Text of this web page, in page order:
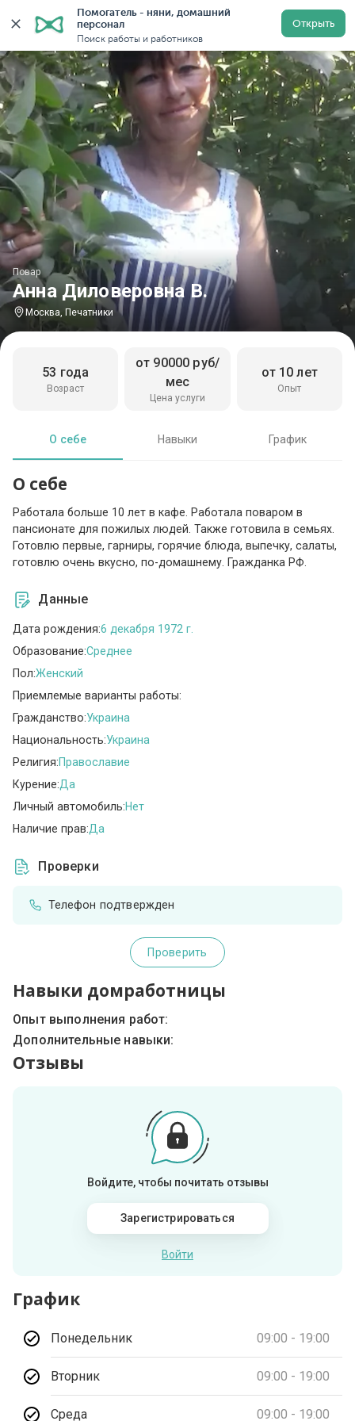
Помогатель - няни, домашний
персонал
Поиск работы и работников
Открыть
Главная Повара Повара в Москве Повара у
Анна Диловеровна В.
Повар
Москва, Печатники
Возраст
53 года
Цена услуги
от 90000 руб/
мес
Опыт
от 10 лет
О себе Навыки График
О себе
Работала больше 10 лет в кафе. Работала поваром в
пансионате для пожилых людей. Также готовила в семьях.
Готовлю первые, гарниры, горячие блюда, выпечку, салаты,
готовлю очень вкусно, по-домашнему. Гражданка РФ.
Данные
Дата рождения:6 декабря 1972 г.
Образование:Среднее
Пол:Женский
Приемлемые варианты работы:
Гражданство:Украина
Национальность:Украина
Религия:Православие
Курение:Да
Личный автомобиль:Нет
Наличие прав:Да
Проверки
Телефон подтвержден
Проверить
Навыки домработницы
Опыт выполнения работ:
Дополнительные навыки:
Отзывы
Войдите, чтобы почитать отзывы
Зарегистрироваться
Войти
График
Понедельник 09:00 - 19:00
Вторник 09:00 - 19:00
Среда 09:00 - 19:00